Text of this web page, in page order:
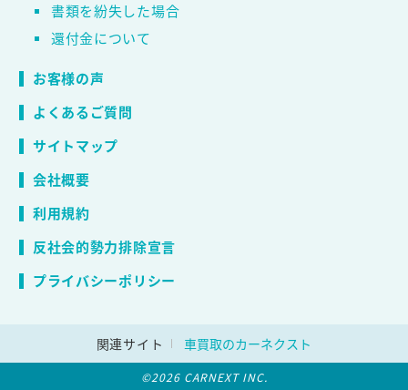
書類を紛失した場合
還付金について
お客様の声
よくあるご質問
サイトマップ
会社概要
利用規約
反社会的勢力排除宣言
プライバシーポリシー
関連サイト 車買取のカーネクスト
©2026 CARNEXT INC.